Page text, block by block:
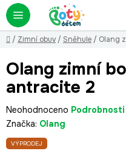
Přejít
na
obsah
Domů
/ Zimní obuv / Sněhule / Olang
Olang zimní
antracite 2
Průměrné
hodnocení
produktu
je
Neohodnoceno
Značka: Olang
VÝPRODEJ